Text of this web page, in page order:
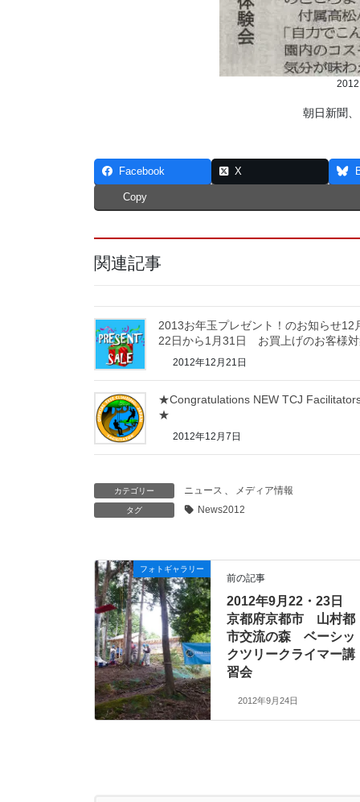
朝日新聞
Facebook X
Copy
関連記事
2013お年玉プレゼント！のお知らせ12
22日から1月31日 お買上げのお客様
2012年12月21日
★Congratulations NEW TCJ
★
2012年12月7日
カテゴリー ニュース メディア情報
タグ News2012
フォトギャラリー
前の記事
2012年9月22・23日
京都府京都市 山村都
市交流の森 ベーシッ
クツリークライマー講
習会
2012年9月24日